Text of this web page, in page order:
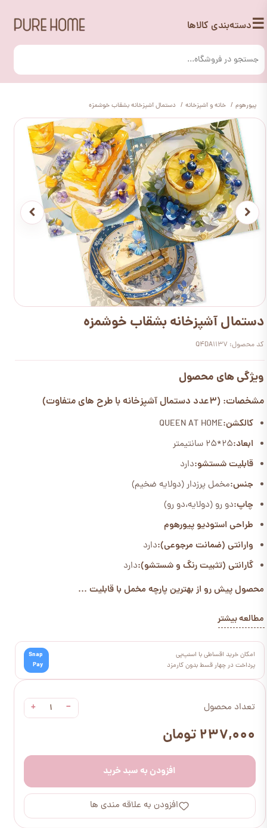
☰دسته‌بندی کالاها
پیورهوم خانه و آشپزخانه دستمال آشپزخانه بشقاب خوشمزه
تعداد محصول −
+
۲۳۷,۰۰۰ تومان
افزودن به سبد خرید
افزودن به علاقه مندی ها
دستمال آشپزخانه بشقاب خوشمزه
کد محصول: Q4DA1137
ویژگی های محصول
مشخصات: (3عدد دستمال آشپزخانه با طرح های متفاوت)
کالکشن:QUEEN AT HOME
ابعاد:25*25 سانتیمتر
قابلیت شستشو:دارد
جنس:مخمل پرزدار (دولایه ضخیم)
چاپ:دو رو (دولایه،دو رو)
طراحی استودیو پیورهوم
وارانتی (ضمانت مرجوعی):دارد
گارانتی (تثبیت رنگ و شستشو):دارد
محصول پیش رو از بهترین پارچه مخمل با قابلیت ...
مطالعه بیشتر
امکان خرید اقساطی با اسنپ‌پی
پرداخت در چهار قسط بدون کارمزد
Snap
Pay